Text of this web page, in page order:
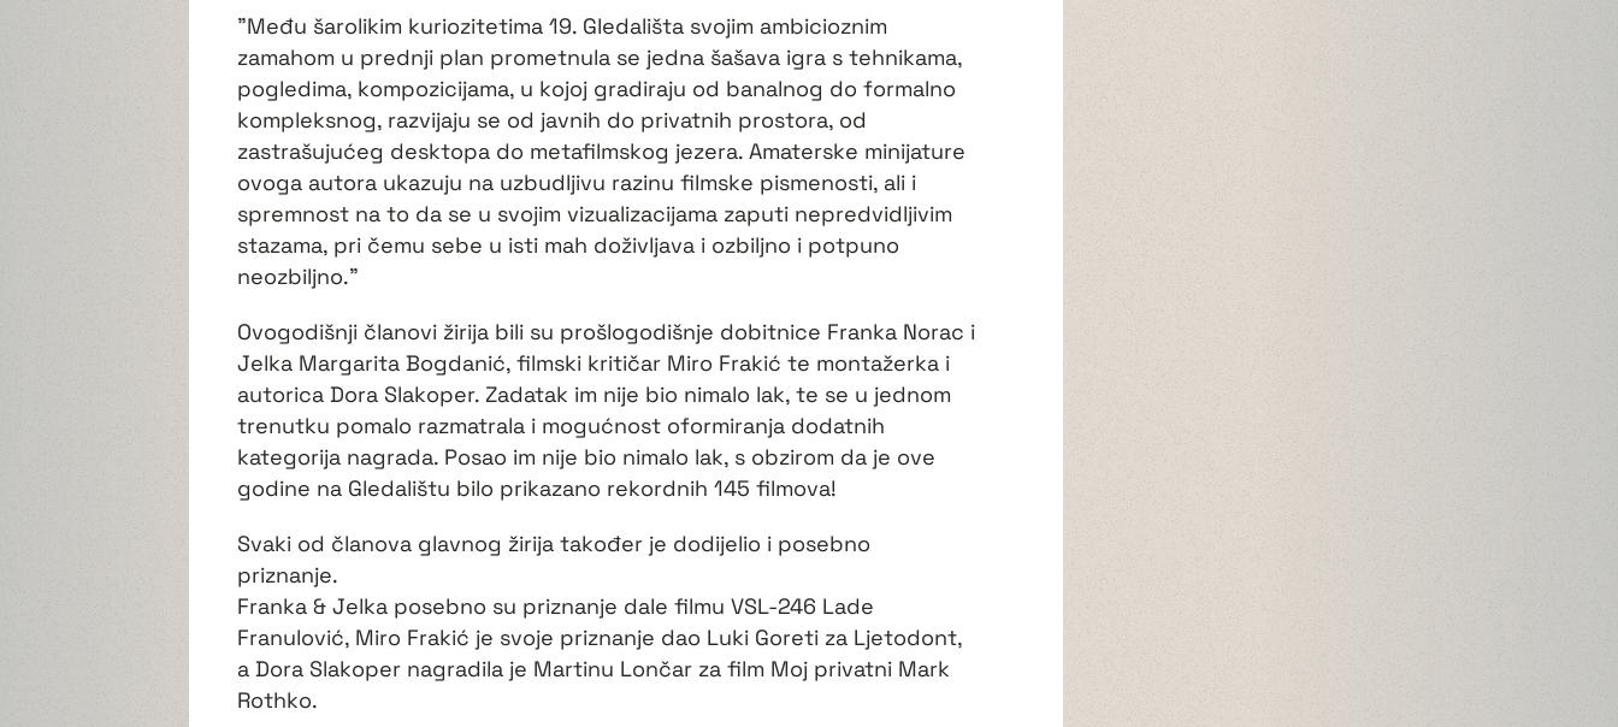
"Među šarolikim kuriozitetima 19. Gledališta svojim ambicioznim
zamahom u prednji plan prometnula se jedna šašava igra s tehnikama,
pogledima, kompozicijama, u kojoj gradiraju od banalnog do formalno
kompleksnog, razvijaju se od javnih do privatnih prostora, od
zastrašujućeg desktopa do metafilmskog jezera. Amaterske minijature
ovoga autora ukazuju na uzbudljivu razinu filmske pismenosti, ali i
spremnost na to da se u svojim vizualizacijama zaputi nepredvidljivim
stazama, pri čemu sebe u isti mah doživljava i ozbiljno i potpuno
neozbiljno.”
Ovogodišnji članovi žirija bili su prošlogodišnje dobitnice Franka Norac i
Jelka Margarita Bogdanić, filmski kritičar Miro Frakić te montažerka i
autorica Dora Slakoper. Zadatak im nije bio nimalo lak, te se u jednom
trenutku pomalo razmatrala i mogućnost oformiranja dodatnih
kategorija nagrada. Posao im nije bio nimalo lak, s obzirom da je ove
godine na Gledalištu bilo prikazano rekordnih 145 filmova!
Svaki od članova glavnog žirija također je dodijelio i posebno
priznanje.
Franka & Jelka posebno su priznanje dale filmu VSL-246 Lade
Franulović, Miro Frakić je svoje priznanje dao Luki Goreti za Ljetodont,
a Dora Slakoper nagradila je Martinu Lončar za film Moj privatni Mark
Rothko.